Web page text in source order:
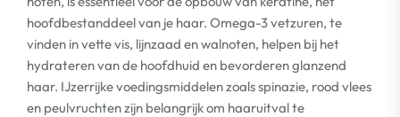
hoofdbestanddeel van je haar. Omega-3 vetzuren, te
vinden in vette vis, lijnzaad en walnoten, helpen bij het
hydrateren van de hoofdhuid en bevorderen glanzend
haar. IJzerrijke voedingsmiddelen zoals spinazie, rood vlees
en peulvruchten zijn belangrijk om haaruitval te